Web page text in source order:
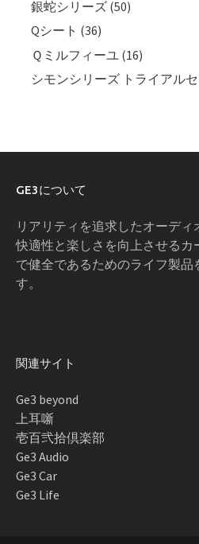
銀蛇シリーズ (50)
Qシート (36)
Ｑミルフィーユ (16)
シモンシリーズ トライアル
GE3について
リアリティを追求したオーディ
快適性と楽しさを向上させるカ
で健全であるためのライフ製品
す。
関連サイト
Ge3 beyond
上耳噺
壱百弐拾倶楽部
Ge3 Audio
Ge3 Car
Ge3 Life